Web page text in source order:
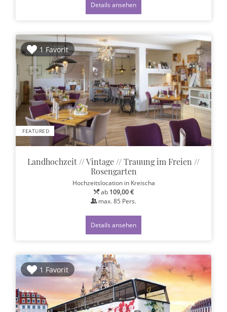
Details ansehen
1 Favorit
FEATURED
Landhochzeit // Vintage // Trauung im Freien //
Rosengarten
Hochzeitslocation in Kreischa
ab 109,00 €
max.85 Pers.
Details ansehen
1 Favorit